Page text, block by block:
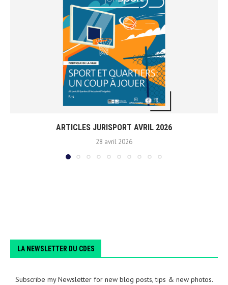
ARTICLES JURISPORT AVRIL 2026
28 avril 2026
LA NEWSLETTER DU CDES
Subscribe my Newsletter for new blog posts, tips & new photos.